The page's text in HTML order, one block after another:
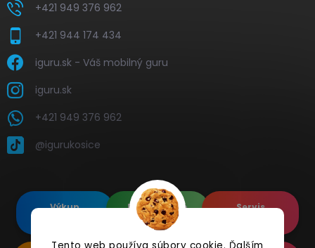
+421 949 376 962
+421 944 174 434
iguru.sk - Váš mobilný guru
iguru.sk
+421 949 376 962
@igurukosice
Výkup
Renovované
Apple's
Servis